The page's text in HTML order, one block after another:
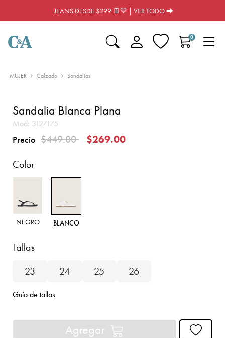
JEANS DESDE $299 👖💙 | VER TODO ⮕
0
MUJER Calzado Sandalias
Sandalia Blanca Plana
Mod: 3127175
Precio Precio reducido de
$449.00a
$269.00
Color
NEGRO BLANCO
Tallas
23
24 25 26
Guía de tallas
Agregar